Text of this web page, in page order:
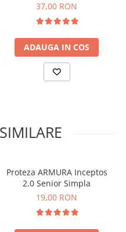
37,00 RON
ADAUGA IN COS
Proteza ARMURA Inceptos
2.0 Senior Simpla
19,00 RON